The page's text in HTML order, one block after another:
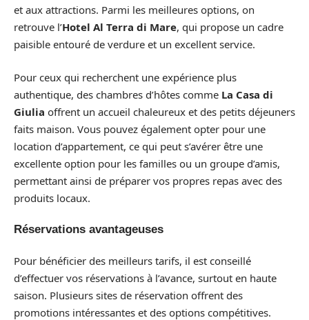
et aux attractions. Parmi les meilleures options, on
retrouve l’Hotel Al Terra di Mare, qui propose un cadre
paisible entouré de verdure et un excellent service.
Pour ceux qui recherchent une expérience plus
authentique, des chambres d’hôtes comme La Casa di
Giulia offrent un accueil chaleureux et des petits déjeuners
faits maison. Vous pouvez également opter pour une
location d’appartement, ce qui peut s’avérer être une
excellente option pour les familles ou un groupe d’amis,
permettant ainsi de préparer vos propres repas avec des
produits locaux.
Réservations avantageuses
Pour bénéficier des meilleurs tarifs, il est conseillé
d’effectuer vos réservations à l’avance, surtout en haute
saison. Plusieurs sites de réservation offrent des
promotions intéressantes et des options compétitives.